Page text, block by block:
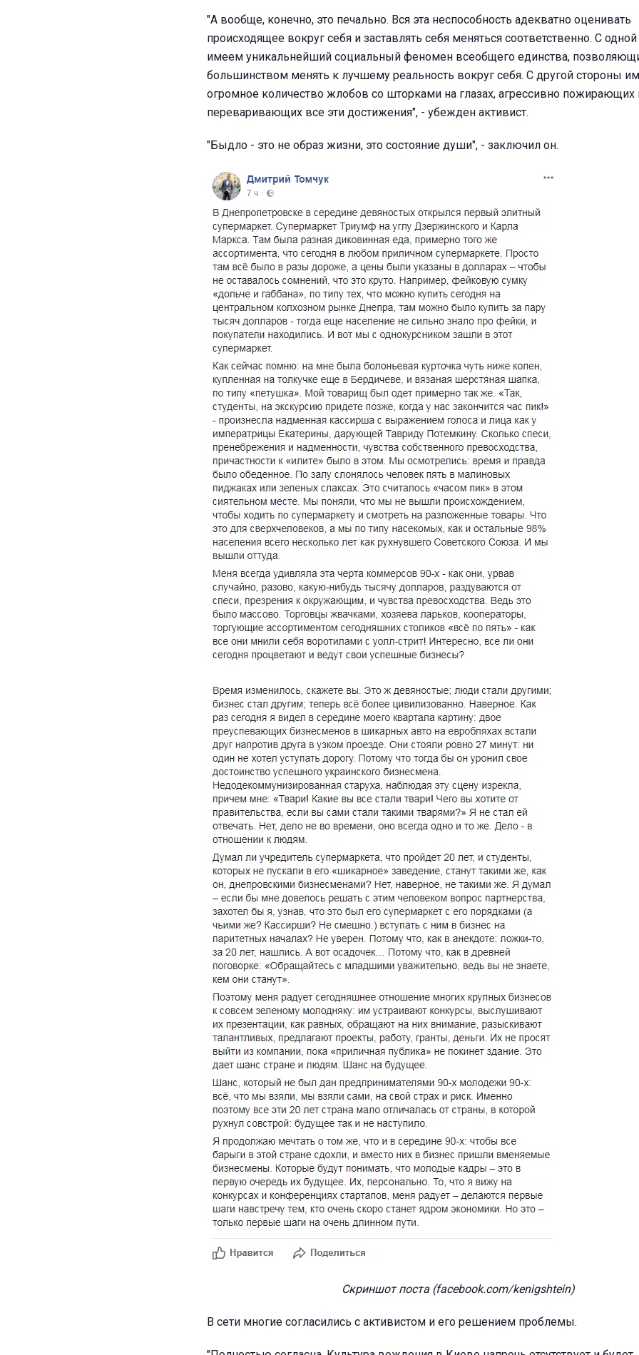
"А вообще, конечно, это печально. Вся эта неспособность адекватно оценивать
происходящее вокруг себя и заставлять себя меняться соответственно. С
имеем уникальнейший социальный феномен всеобщего единства,
большинством менять к лучшему реальность вокруг себя. С другой стороны
огромное количество жлобов со шторками на глазах, агрессивно пожирающих
переваривающих все эти достижения", - убежден активист.
"Быдло - это не образ жизни, это состояние души", - заключил он.
Скриншот поста (facebook.com/kenigshtein)
В сети многие согласились с активистом и его решением проблемы.